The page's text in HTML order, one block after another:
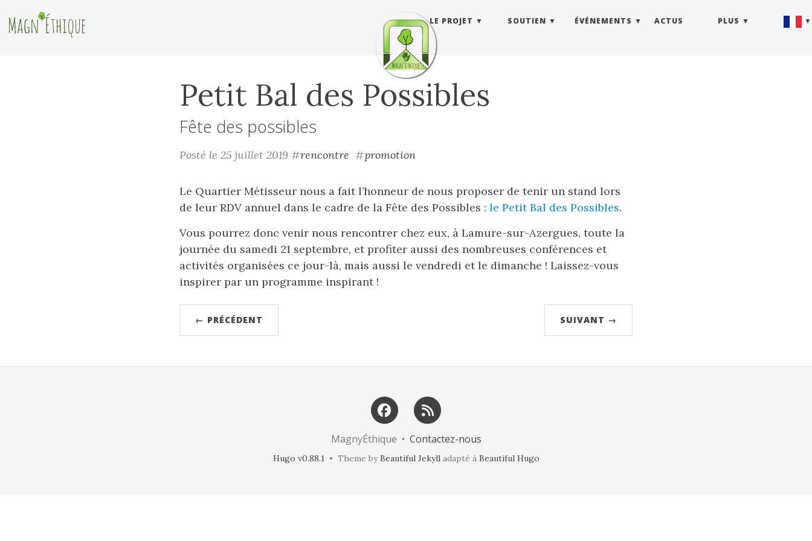
LE PROJET SOUTIEN ÉVÉNEMENTS ACTUS PLUS
Petit Bal des Possibles
Fête des possibles
Posté le 25 juillet 2019 #rencontre #promotion
Le Quartier Métisseur nous a fait l’honneur de nous proposer de tenir un stand lors
de leur RDV annuel dans le cadre de la Fête des Possibles : le Petit Bal des Possibles.
Vous pourrez donc venir nous rencontrer chez eux, à Lamure-sur-Azergues, toute la
journée du samedi 21 septembre, et profiter aussi des nombreuses conférences et
activités organisées ce jour-là, mais aussi le vendredi et le dimanche ! Laissez-vous
inspirer par un programme inspirant !
← PRÉCÉDENT SUIVANT →
MagnyÉthique • Contactez-nous
Hugo v0.88.1• Theme byBeautiful Jekylladapté à Beautiful Hugo